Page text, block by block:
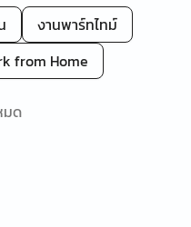
งานพาร์ทไทม์
from Home
มด